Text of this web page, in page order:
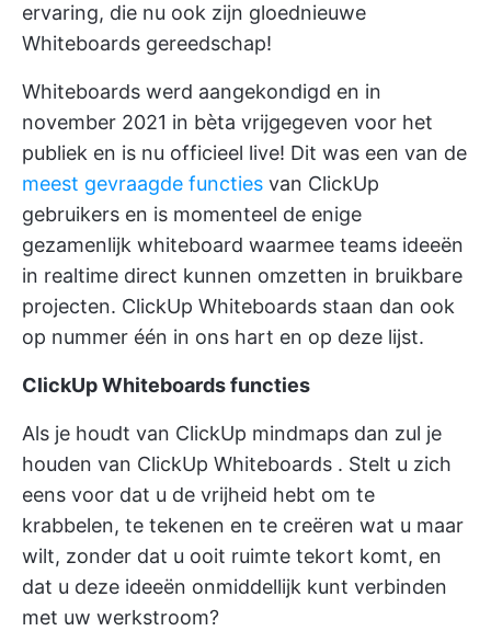
ervaring, die nu ook zijn gloednieuwe
Whiteboards gereedschap!
Whiteboards werd aangekondigd en in
november 2021 in bèta vrijgegeven voor het
publiek en is nu officieel live! Dit was een van de
meest gevraagde functies van ClickUp
gebruikers en is momenteel de enige
gezamenlijk whiteboard waarmee teams ideeën
in realtime direct kunnen omzetten in bruikbare
projecten. ClickUp Whiteboards staan dan ook
op nummer één in ons hart en op deze lijst.
ClickUp Whiteboards functies
Als je houdt van ClickUp mindmaps dan zul je
houden van ClickUp Whiteboards . Stelt u zich
eens voor dat u de vrijheid hebt om te
krabbelen, te tekenen en te creëren wat u maar
wilt, zonder dat u ooit ruimte tekort komt, en
dat u deze ideeën onmiddellijk kunt verbinden
met uw werkstroom?